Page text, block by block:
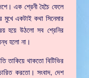
এক শ্রেনী হৈচৈ ফেলে
একটাই কথা সিনেমার
হয়ে উঠলো সব শ্রেনির
হলো না।
তাকিয়ে থাকতো বিটিভির
করতো। সংবাদ, দেশ